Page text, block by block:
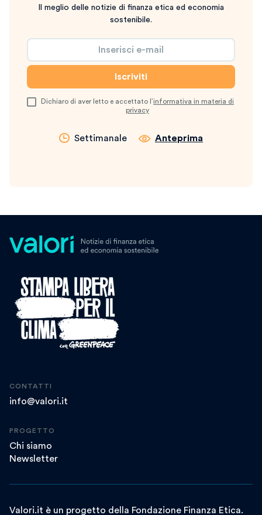
Il meglio delle notizie di finanza etica ed economia
sostenibile.
Dichiaro di aver letto e accettato l’informativa in materia di
privacy
Settimanale Anteprima
CONTATTI
info@valori.it
PROGETTO
Chi siamo
Newsletter
Valori.it è un progetto della Fondazione Finanza Etica.